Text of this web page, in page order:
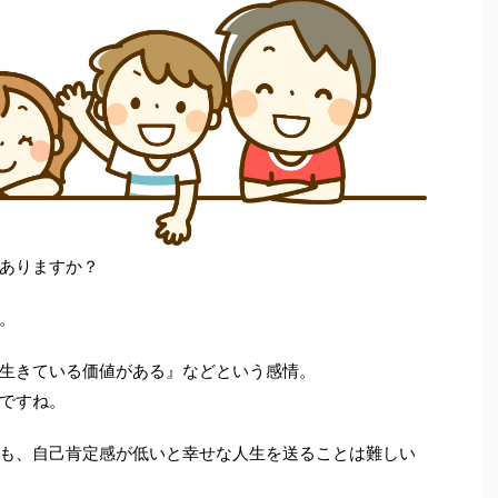
りますか？
ている価値がある』などという感情。
すね。
、自己肯定感が低いと幸せな人生を送ることは難しい